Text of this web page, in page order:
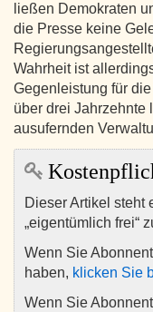
ließen Demokraten
die Presse keine
Wahrheit ist
Gegenleistung für
über drei Jahrzehnte
ausufernden
Dieser Artikel steht
„eigentümlich frei“
Wenn Sie
haben, klicken Sie
Wenn Sie